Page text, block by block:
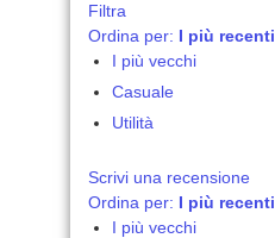
Filtra
Ordina per: I più recenti
I più vecchi
Casuale
Utilità
Scrivi una recensione
Ordina per: I più recenti
I più vecchi